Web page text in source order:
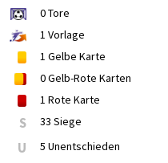
0Tore
1 Vorlage
1 Gelbe Karte
0Gelb-Rote Karten
1 Rote Karte
S 33 Siege
U 5 Unentschieden